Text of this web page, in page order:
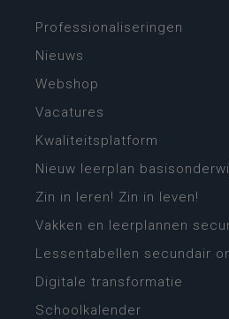
Professionaliseringen
Nieuws
Webshop
Vacatures
Kwaliteitsplatform
Nieuw leerplan
Zin in leren! Zin in leven!
Vakken en leerplannen
Lessentabellen secundair
Digitale transformatie
Schoolkalender